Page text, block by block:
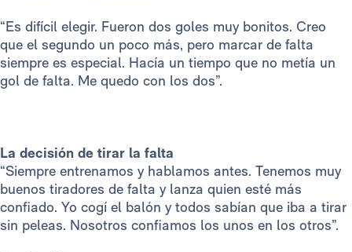
“Es difícil elegir. Fueron dos goles muy bonitos. Creo
que el segundo un poco más, pero marcar de falta
siempre es especial. Hacía un tiempo que no metía un
gol de falta. Me quedo con los dos”.
La decisión de tirar la falta
“Siempre entrenamos y hablamos antes. Tenemos muy
buenos tiradores de falta y lanza quien esté más
confiado. Yo cogí el balón y todos sabían que iba a tirar
sin peleas. Nosotros confiamos los unos en los otros”.